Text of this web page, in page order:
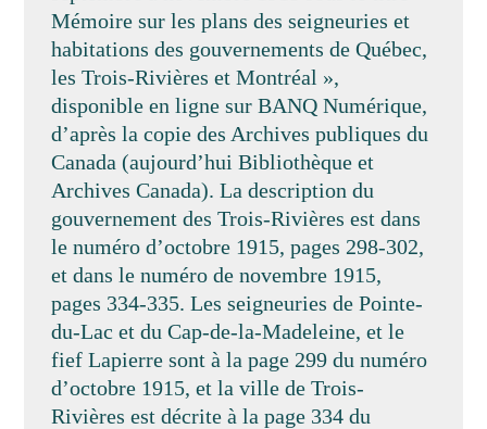
Mémoire sur les plans des seigneuries et
habitations des gouvernements de Québec,
les Trois-Rivières et Montréal »,
disponible en ligne sur BANQ Numérique,
d’après la copie des Archives publiques du
Canada (aujourd’hui Bibliothèque et
Archives Canada). La description du
gouvernement des Trois-Rivières est dans
le numéro d’octobre 1915, pages 298-302,
et dans le numéro de novembre 1915,
pages 334-335. Les seigneuries de Pointe-
du-Lac et du Cap-de-la-Madeleine, et le
fief Lapierre sont à la page 299 du numéro
d’octobre 1915, et la ville de Trois-
Rivières est décrite à la page 334 du